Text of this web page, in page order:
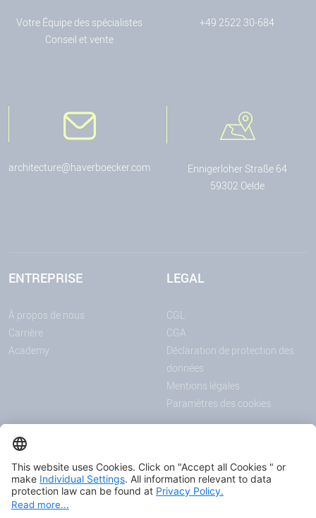
Votre Équipe des spécialistes
Conseil et vente
+49 2522 30-684
architecture@haverboecker.com
Ennigerloher Straße 64
59302 Oelde
ENTREPRISE
À propos de nous
Carrière
Academy
LEGAL
CGL
CGA
Déclaration de protection des
données
Mentions légales
Paramètres des cookies
ANNONCES
Actualités
Salons et événements
Downloadcenter